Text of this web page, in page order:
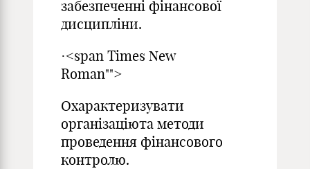
забезпеченні фінансової
дисципліни.
·<span Times New
Roman"">
Охарактеризувати
організаціюта методи
проведення фінансового
контролю.